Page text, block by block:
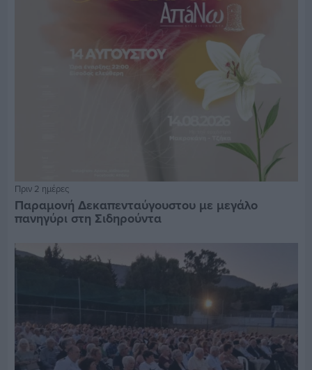
Πριν 2 ημέρες
Παραμονή Δεκαπενταύγουστου με μεγάλο
πανηγύρι στη Σιδηρούντα